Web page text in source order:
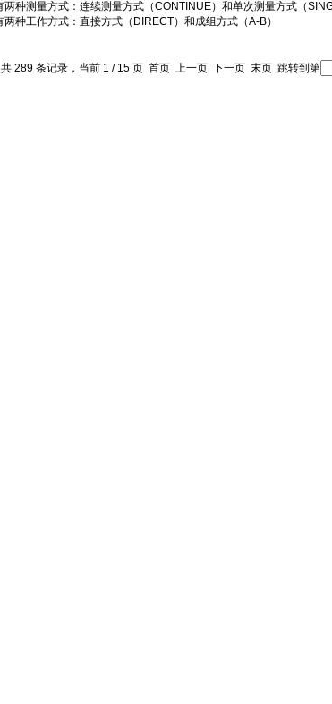
共 289 条记录，当前 1 / 15 页 首页 上一页 下一页 末页 跳转到第